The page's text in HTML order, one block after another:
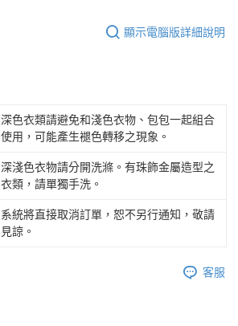
顯示電腦版詳細說明
深色衣類請避免和淺色衣物、包包一起組合
使用，可能產生褪色轉移之現象。
深淺色衣物請分開洗滌。有珠飾金屬造型之
衣類，請單獨手洗。
系統將直接取消訂單，恕不另行通知，敬請
見諒。
客服